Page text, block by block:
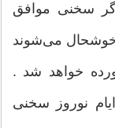
سخنی موافق
خوشحال می‌شوند
خواهد شد .
نوروز سخنی